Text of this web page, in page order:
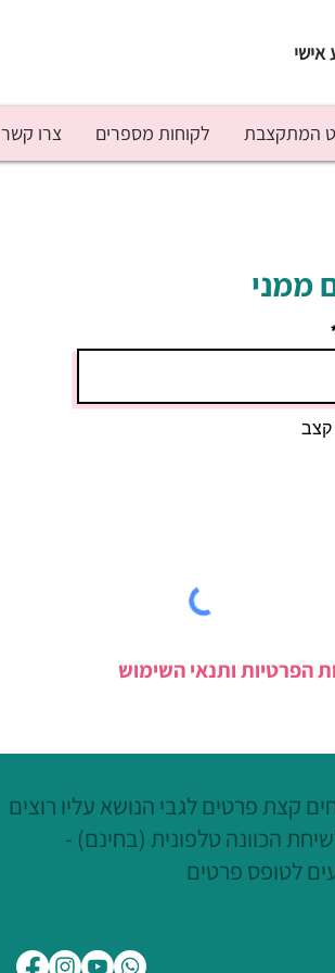
אישי
המתקצבת לקוחות מספרים צרו קשר
ממני
קצב
הפרטיות ותנאי השימוש
קצת פרטים לגבי הנושא עליו רוצים
הכוונה טלפונית (בחינם) -
לטופס פרטים